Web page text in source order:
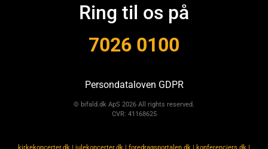
Ring til os på
7026 0100
Persondataloven GDPR
© bifald.dk ApS 2026 All rights reserved.
CVR: 41168625